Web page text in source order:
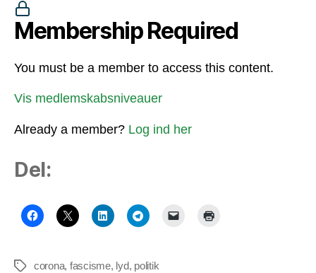
Membership Required
You must be a member to access this content.
Vis medlemskabsniveauer
Already a member? Log ind her
Del:
Tagscorona, fascisme, lyd, politik